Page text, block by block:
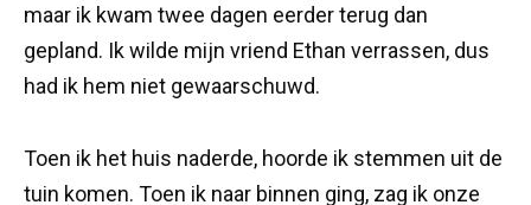
maar ik kwam twee dagen eerder terug dan
gepland. Ik wilde mijn vriend Ethan verrassen, dus
had ik hem niet gewaarschuwd.
Toen ik het huis naderde, hoorde ik stemmen uit de
tuin komen. Toen ik naar binnen ging, zag ik onze